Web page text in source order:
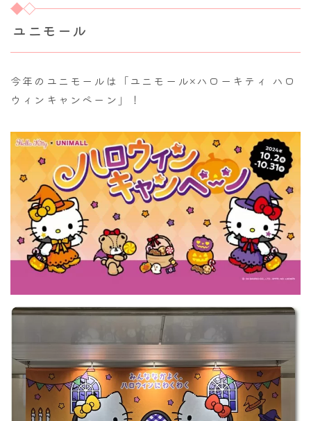
ユニモール
今年のユニモールは「ユニモール×ハローキティ ハロ
ウィンキャンペーン」！